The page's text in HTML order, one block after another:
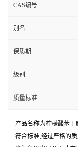
CAS编号
别名
保质期
级别
质量标准
产品名称为柠檬酸苯丁
符合标准,经过严格的